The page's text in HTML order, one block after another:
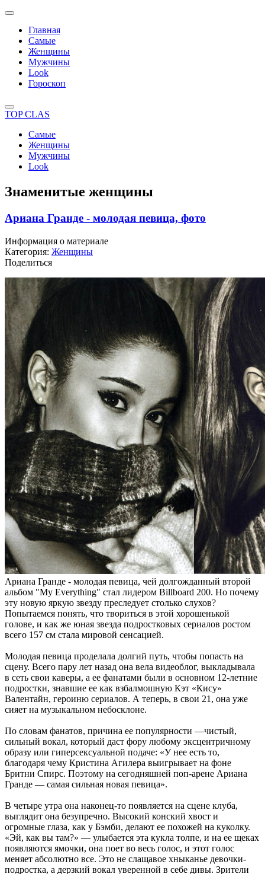
Главная
Самые
Женщины
Мужчины
Look
Гороскоп
TOP CLAS
Самые
Женщины
Мужчины
Look
Знаменитые женщины
Ариана Гранде - молодая певица, фото
Информация о материале
Категория: Женщины
Поделиться
Ариана Гранде - молодая певица, чей долгожданный второй
альбом "My Everything" стал лидером Billboard 200. Но почему
эту новую яркую звезду преследует столько слухов?
Попытаемся понять, что твориться в этой хорошенькой
голове, и как же юная звезда подростковых сериалов ростом
всего 157 см стала мировой сенсацией.
Молодая певица проделала долгий путь, чтобы попасть на
сцену. Всего пару лет назад она вела видеоблог, выкладывала
в сеть свои каверы, а ее фанатами были в основном 12-летние
подростки, знавшие ее как взбалмошную Кэт «Кису»
Валентайн, героиню сериалов. А теперь, в свои 21, она уже
сияет на музыкальном небосклоне.
По словам фанатов, причина ее популярности —чистый,
сильный вокал, который даст фору любому эксцентричному
образу или гиперсексуальной подаче: «У нее есть то,
благодаря чему Кристина Агилера выигрывает на фоне
Бритни Спирс. Поэтому на сегодняшней поп-арене Ариана
Гранде — самая сильная новая певица».
В четыре утра она наконец-то появляется на сцене клуба,
выглядит она безупречно. Высокий конский хвост и
огромные глаза, как у Бэмби, делают ее похожей на куколку.
«Эй, как вы там?» — улыбается эта кукла толпе, и на ее щеках
появляются ямочки, она поет во весь голос, и этот голос
меняет абсолютно все. Это не слащавое хныканье девочки-
подростка, а дерзкий вокал уверенной в себе дивы. Зрители